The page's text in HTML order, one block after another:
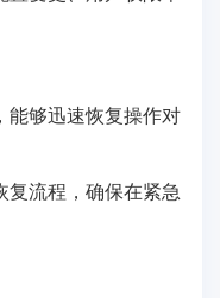
能够迅速恢复操作对
复流程，确保在紧急